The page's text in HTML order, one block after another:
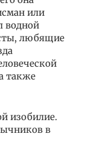
или
водной
любящие
также
изобилие.
в